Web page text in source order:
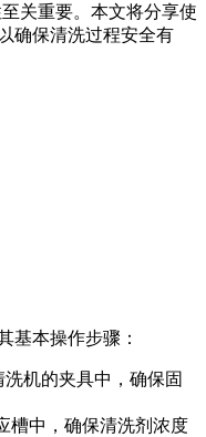
关重要。本文将分享使
确保清洗过程安全有
基本操作步骤：
机的夹具中，确保固
槽中，确保清洗剂浓度